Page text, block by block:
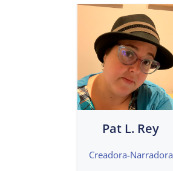
Pat L. Rey
Creadora-Narradora